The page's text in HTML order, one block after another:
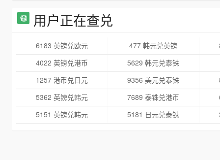
用户正在查兑
6183 英镑兑欧元 477 韩元兑英镑
4022 英镑兑港币
5629 韩元兑泰铢
1257 港币兑日元
9356 美元兑泰铢
5362 英镑兑韩元
7689 泰铢兑港币
5151 英镑兑韩元
5181 日元兑泰铢